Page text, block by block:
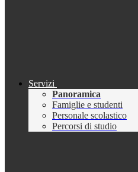
Servizi
Panoramica
Famiglie e studenti
Personale scolastico
Percorsi di studio